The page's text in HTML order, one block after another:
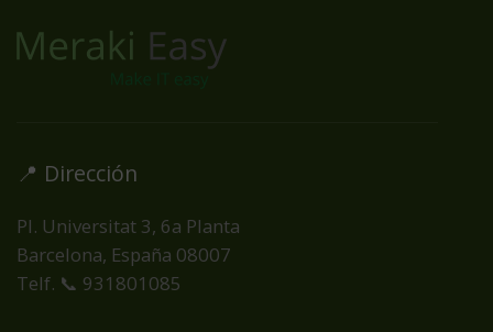
📍 Dirección
Pl. Universitat 3, 6a Planta
Barcelona, España 08007
Telf. 📞 931801085